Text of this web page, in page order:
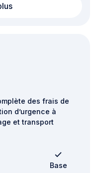
Procréation,
des frais de
d’urgence à
et transport
Base